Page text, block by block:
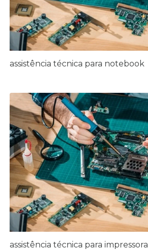
assistência técnica para notebook
assistência técnica para impressora